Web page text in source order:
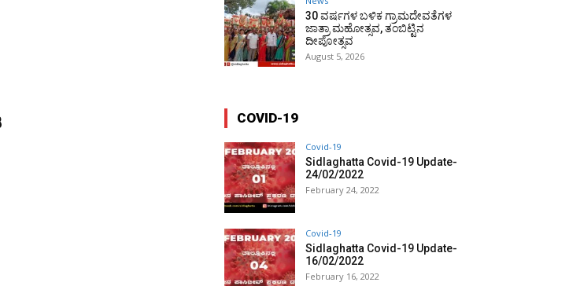
30 ವರ್ಷಗಳ ಬಳಿಕ ಗ್ರಾಮದೇವತೆಗಳ
ಜಾತ್ರಾ ಮಹೋತ್ಸವ, ತಂಬಿಟ್ಟಿನ
ದೀಪೋತ್ಸವ
August 5, 2026
COVID-19
Covid-19
Sidlaghatta Covid-19 Update-
24/02/2022
February 24, 2022
Covid-19
Sidlaghatta Covid-19 Update-
16/02/2022
February 16, 2022